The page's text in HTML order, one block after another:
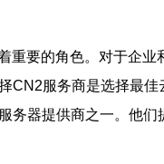
重要的角色。对于企
CN2服务商是选择最佳
务器提供商之一。他